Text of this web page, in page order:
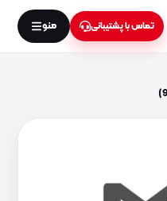
تماس با پشتیبانی منو